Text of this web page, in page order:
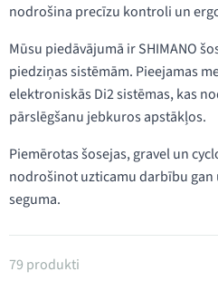
nodrošina precīzu kontroli un
Mūsu piedāvājumā ir SHIMANO
piedziņas sistēmām. Pieejamas
elektroniskās Di2 sistēmas, kas
pārslēgšanu jebkuros apstākļos.
Piemērotas šosejas, gravel un
nodrošinot uzticamu darbību gan
seguma.
Produkti kategorijā Šosejas
79 produkti